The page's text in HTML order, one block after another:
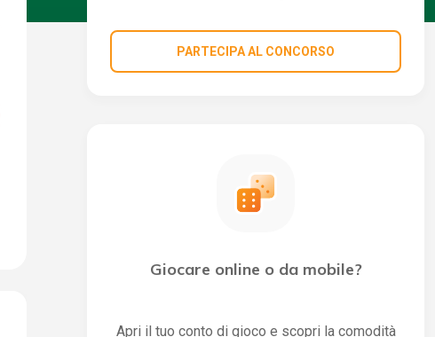
PARTECIPA AL CONCORSO
Giocare online o da mobile?
Apri il tuo conto di gioco e scopri la comodità